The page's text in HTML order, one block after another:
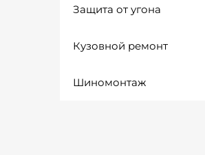
Защита от угона
Кузовной ремонт
Шиномонтаж